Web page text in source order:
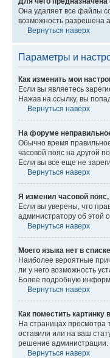
Она удаляет все файлы
возможность разрешена
Вернуться наверх
Параметры и
Как изменить мои
Если вы являетесь
Нажав на ссылку, вы
Вернуться наверх
На форуме
Обычно время
часовой пояс на другой
Если вы все еще не
Вернуться наверх
Я изменил часовой
Если вы уверены, что
администратору об этой
Вернуться наверх
Моего языка нет в
Наиболее вероятные
ли у него возможность
Более подробную
Вернуться наверх
Как поместить
На страницах просмотра
оставили или на ваш
решение администрации.
Вернуться наверх